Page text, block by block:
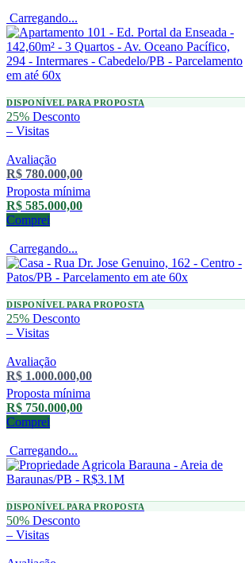
Carregando...
DISPONÍVEL PARA PROPOSTA
25% Desconto
– Visitas
Avaliação
R$ 780.000,00
Proposta mínima
R$ 585.000,00
Comprei
Carregando...
DISPONÍVEL PARA PROPOSTA
25% Desconto
– Visitas
Avaliação
R$ 1.000.000,00
Proposta mínima
R$ 750.000,00
Comprei
Carregando...
DISPONÍVEL PARA PROPOSTA
50% Desconto
– Visitas